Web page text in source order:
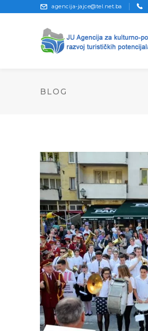
agencija-jajce@tel.net.ba
BLOG